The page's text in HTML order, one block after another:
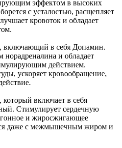
эффектом в высоких
с усталостью, расщепляет
кровоток и обладает
включающий в себя Допамин.
норадреналина и обладает
действием.
ускоряет кровообращение,
включает в себя
Стимулирует сердечную
и жиросжигающее
даже с межмышечным жиром и